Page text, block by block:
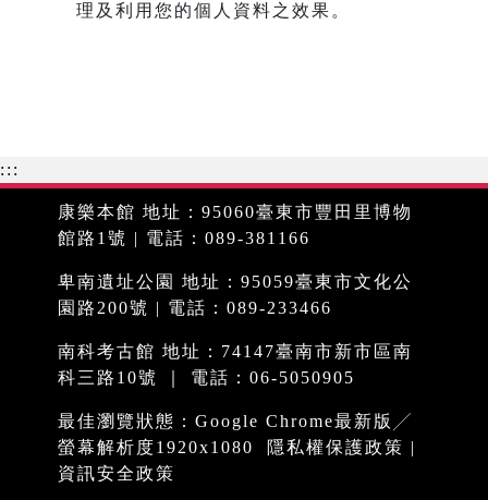
理及利用您的個人資料之效果。
:::
康樂本館 地址：95060臺東市豐田里博物
館路1號 | 電話：089-381166
卑南遺址公園 地址：95059臺東市文化公
園路200號 | 電話：089-233466
南科考古館 地址：74147臺南市新市區南
科三路10號 ｜ 電話：06-5050905
最佳瀏覽狀態：Google Chrome最新版╱
螢幕解析度1920x1080
隱私權保護政策 |
資訊安全政策